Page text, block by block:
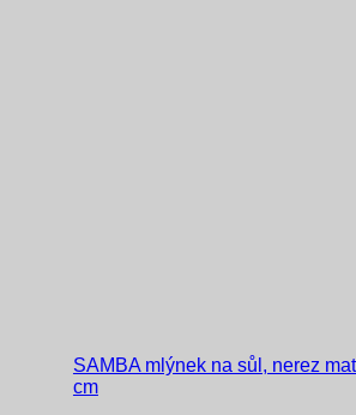
SAMBA mlýnek na sůl, nerez
cm